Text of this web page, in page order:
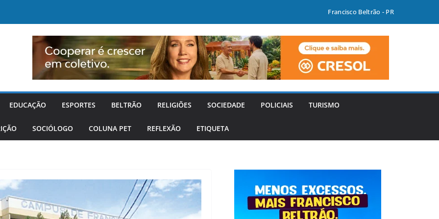
Francisco Beltrão - PR
EDUCAÇÃO ESPORTES BELTRÃO RELIGIÕES SOCIEDADE POLICIAIS TURISMO
SOCIÓLOGO COLUNA PET REFLEXÃO ETIQUETA